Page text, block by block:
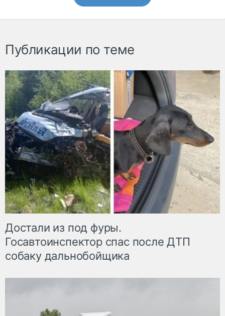
Публикации по теме
Достали из под фуры.
Госавтоинспектор спас после ДТП
собаку дальнобойщика